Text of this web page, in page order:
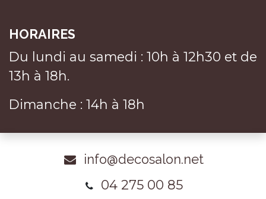
HORAIRES
Du lundi au samedi : 10h à 12h30 et de
13h à 18h.
Dimanche : 14h à 18h
info@decosalon.net
04 275 00 85